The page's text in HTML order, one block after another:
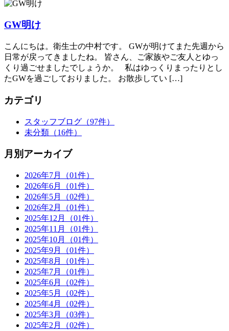
GW明け
こんにちは。衛生士の中村です。 GWが明けてまた先週から
日常が戻ってきましたね。 皆さん、ご家族やご友人とゆっ
くり過ごせましたでしょうか。 私はゆっくりまったりとし
たGWを過ごしておりました。 お散歩してい […]
カテゴリ
スタッフブログ （97件）
未分類 （16件）
月別アーカイブ
2026年7月
（01件）
2026年6月
（01件）
2026年5月
（02件）
2026年2月
（01件）
2025年12月
（01件）
2025年11月
（01件）
2025年10月
（01件）
2025年9月
（01件）
2025年8月
（01件）
2025年7月
（01件）
2025年6月
（02件）
2025年5月
（02件）
2025年4月
（02件）
2025年3月
（03件）
2025年2月
（02件）